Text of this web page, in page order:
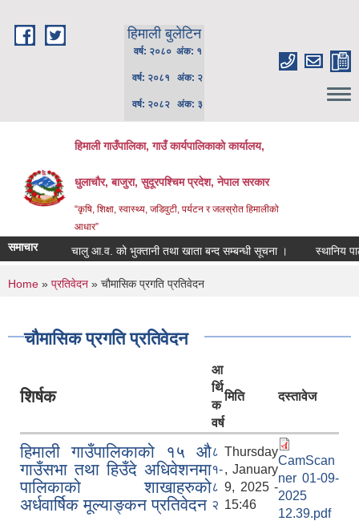
हिमाली बुलेटिन
वर्ष: २०८० अंक: १
वर्ष: २०८१ अंक: २
वर्ष: २०८२ अंक: ३
हिमाली गाउँपालिका, गाउँ कार्यपालिकाकाे कार्यालय,
धुलाचौर, बाजुरा, सुदूरपश्चिम प्रदेश, नेपाल सरकार
“कृषि, शिक्षा, स्वास्थ्य, जडिवुटी, पर्यटन र जलस्रोत हिमालीको
आधार”
समाचार चालु आ.व. को भुक्तानी तथा खाता बन्द सम्बन्धी सूचना । स्थानिय
You are here
Home » प्रतिवेदन » चौमासिक प्रगति प्रतिवेदन
चौमासिक प्रगति प्रतिवेदन
शिर्षक
आ
र्थि
क
वर्ष
मिति दस्तावेज
हिमाली गाउँपालिकाको १५ औ
गाउँसभा तथा हिउँदे अधिवेशनमा
पालिकाको शाखाहरुको
अर्धवार्षिक मूल्याङ्कन प्रतिवेदन
८
१-
८
२
Thursday
, January
9, 2025 -
15:46
CamScan
ner 01-09-
2025
12.39.pdf